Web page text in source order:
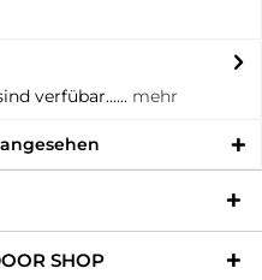
verfübar...... mehr
SHOP